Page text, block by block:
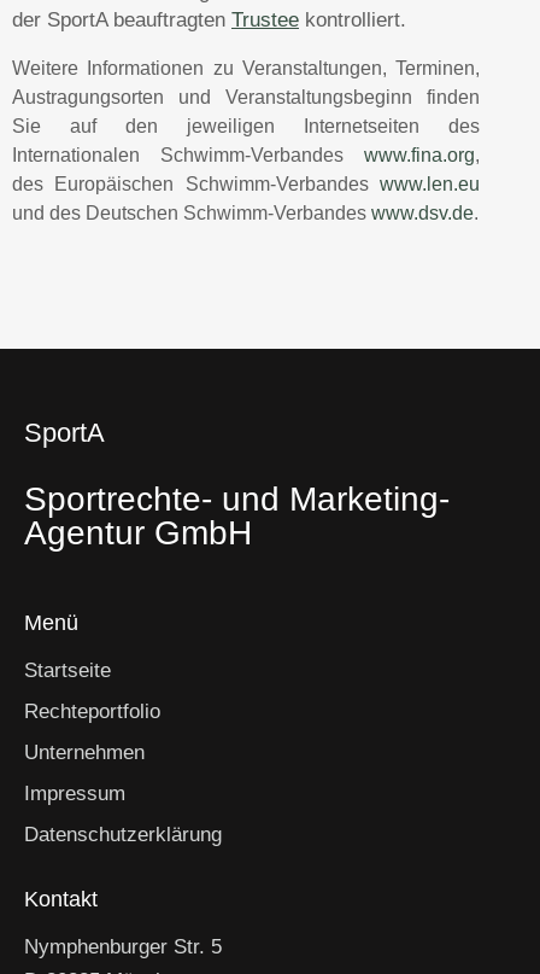
der SportA beauftragten Trustee kontrolliert.
Weitere Informationen zu Veranstaltungen, Terminen,
Austragungsorten und Veranstaltungsbeginn finden
Sie auf den jeweiligen Internetseiten des
Internationalen Schwimm-Verbandes www.fina.org,
des Europäischen Schwimm-Verbandes www.len.eu
und des Deutschen Schwimm-Verbandes www.dsv.de.
SportA
Sportrechte- und Marketing-
Agentur GmbH
Menü
Startseite
Rechteportfolio
Unternehmen
Impressum
Datenschutzerklärung
Kontakt
Nymphenburger Str. 5